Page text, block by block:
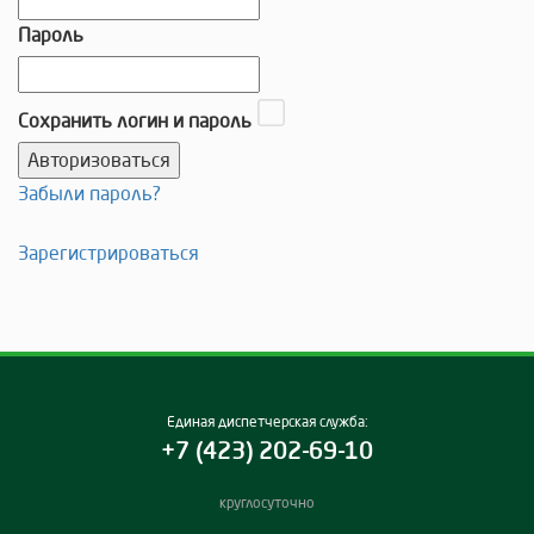
Пароль
Сохранить логин и пароль
Забыли пароль?
Зарегистрироваться
Единая диспетчерская служба:
+7 (423) 202-69-10
круглосуточно